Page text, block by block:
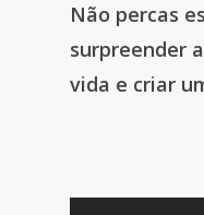
Não percas
surpreender
vida e criar